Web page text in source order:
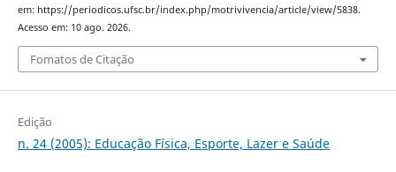
em: https://periodicos.ufsc.br/index.php/motrivivencia/article/view/5838.
Acesso em: 10 ago. 2026.
Fomatos de Citação
Edição
n. 24 (2005): Educação Física, Esporte, Lazer e Saúde